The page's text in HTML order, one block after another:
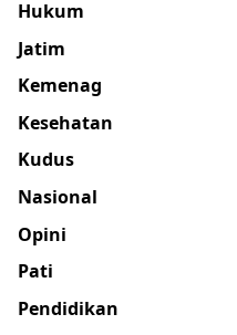
Hukum
Jatim
Kemenag
Kesehatan
Kudus
Nasional
Opini
Pati
Pendidikan